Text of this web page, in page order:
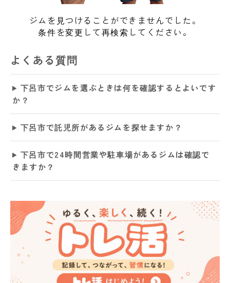
ジムを見つけることができませんでした。
条件を変更して再検索してください。
よくある質問
下呂市でジムを選ぶときは何を確認するとよいです
か？
下呂市で託児所があるジムを探せますか？
下呂市で24時間営業や駐車場があるジムは確認で
きますか？